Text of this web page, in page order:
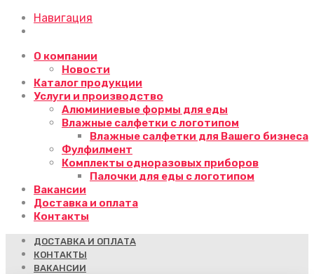
Навигация
О компании
Новости
Каталог продукции
Услуги и производство
Алюминиевые формы для еды
Влажные салфетки с логотипом
Влажные салфетки для Вашего бизнеса
Фулфилмент
Комплекты одноразовых приборов
Палочки для еды с логотипом
Вакансии
Доставка и оплата
Контакты
ДОСТАВКА И ОПЛАТА
КОНТАКТЫ
ВАКАНСИИ